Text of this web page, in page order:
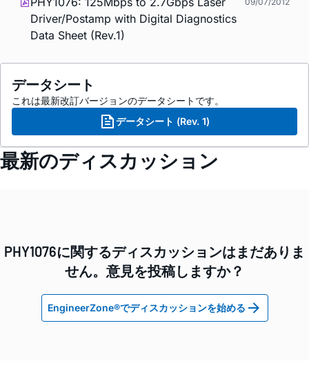
Driver/Postamp with Digital Diagnostics
Data Sheet (Rev.1)
データシート
これは最新改訂バージョンのデータシートです。
データシート (Rev. 1)
最新のディスカッション
PHY1076に関するディスカッションはまだありま
せん。意見を投稿しますか？
EngineerZone®でディスカッションを始める